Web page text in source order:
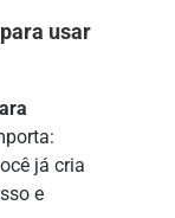
usar
já cria
e